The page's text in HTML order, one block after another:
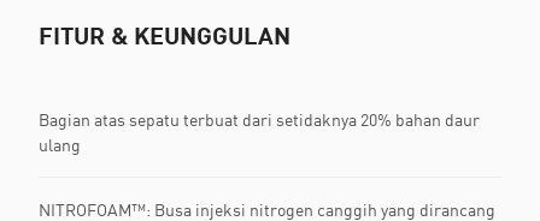
FITUR & KEUNGGULAN
Bagian atas sepatu terbuat dari setidaknya 20% bahan daur
ulang
NITROFOAM™: Busa injeksi nitrogen canggih yang dirancang